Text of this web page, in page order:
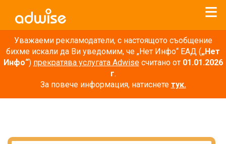
Уважаеми рекламодатели, с настоящото съобщение
бихме искали да Ви уведомим, че „Нет Инфо“ ЕАД („Нет
Инфо“) прекратява услугата Adwiseсчитано от 01.01.2026
г.
За повече информация, натиснете тук.